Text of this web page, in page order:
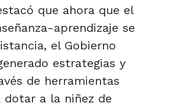
que ahora que el
aprendizaje se
el Gobierno
estrategias y
de herramientas
dotar a la niñez de